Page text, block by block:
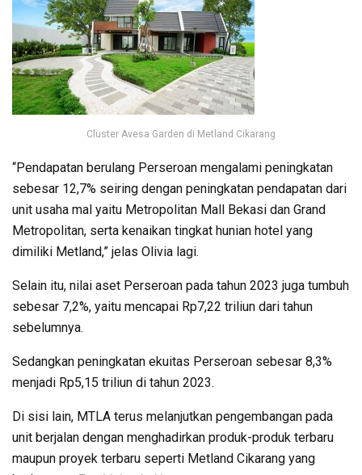
Cluster Avesa Garden di Metland Cikarang
“Pendapatan berulang Perseroan mengalami peningkatan
sebesar 12,7% seiring dengan peningkatan pendapatan dari
unit usaha mal yaitu Metropolitan Mall Bekasi dan Grand
Metropolitan, serta kenaikan tingkat hunian hotel yang
dimiliki Metland,” jelas Olivia lagi.
Selain itu, nilai aset Perseroan pada tahun 2023 juga tumbuh
sebesar 7,2%, yaitu mencapai Rp7,22 triliun dari tahun
sebelumnya.
Sedangkan peningkatan ekuitas Perseroan sebesar 8,3%
menjadi Rp5,15 triliun di tahun 2023.
Di sisi lain, MTLA terus melanjutkan pengembangan pada
unit berjalan dengan menghadirkan produk-produk terbaru
maupun proyek terbaru seperti Metland Cikarang yang